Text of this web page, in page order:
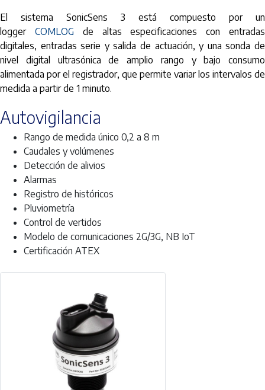
El sistema SonicSens 3 está compuesto por un
logger COMLOG de altas especificaciones con entradas
digitales, entradas serie y salida de actuación, y una sonda de
nivel digital ultrasónica de amplio rango y bajo consumo
alimentada por el registrador, que permite variar los intervalos de
medida a partir de 1 minuto.
Autovigilancia
Rango de medida único 0,2 a 8 m
Caudales y volúmenes
Detección de alivios
Alarmas
Registro de históricos
Pluviometría
Control de vertidos
Modelo de comunicaciones 2G/3G, NB IoT
Certificación ATEX